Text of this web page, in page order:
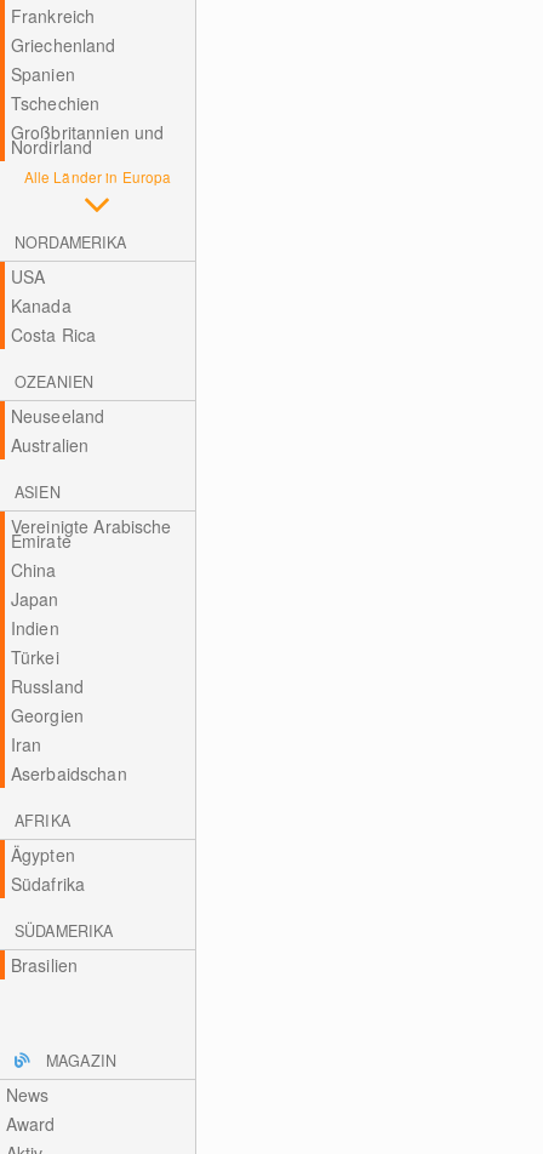
Frankreich
Griechenland
Spanien
Tschechien
Großbritannien und
Nordirland
Alle Länder in Europa
NORDAMERIKA
USA
Kanada
Costa Rica
OZEANIEN
Neuseeland
Australien
ASIEN
Vereinigte Arabische
Emirate
China
Japan
Indien
Türkei
Russland
Georgien
Iran
Aserbaidschan
AFRIKA
Ägypten
Südafrika
SÜDAMERIKA
Brasilien
MAGAZIN
News
Award